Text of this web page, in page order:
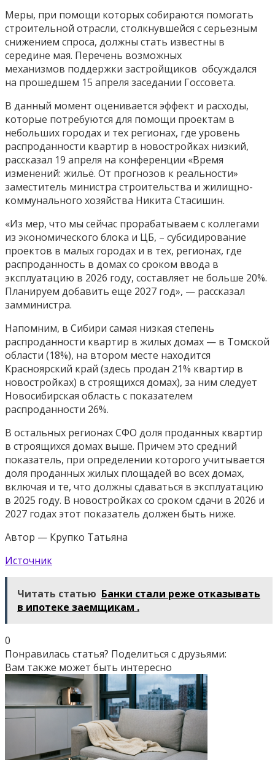
Меры, при помощи которых собираются помогать
строительной отрасли, столкнувшейся с серьезным
снижением спроса, должны стать известны в
середине мая. Перечень возможных
механизмов поддержки застройщиков обсуждался
на прошедшем 15 апреля заседании Госсовета.
В данный момент оценивается эффект и расходы,
которые потребуются для помощи проектам в
небольших городах и тех регионах, где уровень
распроданности квартир в новостройках низкий,
рассказал 19 апреля на конференции «Время
изменений: жильё. От прогнозов к реальности»
заместитель министра строительства и жилищно-
коммунального хозяйства Никита Стасишин.
«Из мер, что мы сейчас прорабатываем с коллегами
из экономического блока и ЦБ, – субсидирование
проектов в малых городах и в тех, регионах, где
распроданность в домах со сроком ввода в
эксплуатацию в 2026 году, составляет не больше 20%.
Планируем добавить еще 2027 год», — рассказал
замминистра.
Напомним, в Сибири самая низкая степень
распроданности квартир в жилых домах — в Томской
области (18%), на втором месте находится
Красноярский край (здесь продан 21% квартир в
новостройках) в строящихся домах), за ним следует
Новосибирская область с показателем
распроданности 26%.
В остальных регионах СФО доля проданных квартир
в строящихся домах выше. Причем это средний
показатель, при определении которого учитывается
доля проданных жилых площадей во всех домах,
включая и те, что должны сдаваться в эксплуатацию
в 2025 году. В новостройках со сроком сдачи в 2026 и
2027 годах этот показатель должен быть ниже.
Автор — Крупко Татьяна
Источник
Читать статью Банки стали реже отказывать
в ипотеке заемщикам .
0
Понравилась статья? Поделиться с друзьями:
Вам также может быть интересно